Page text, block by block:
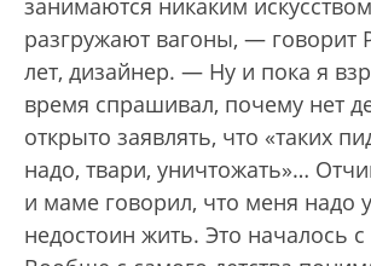
занимаются никаким
разгружают вагоны, — говорит
лет, дизайнер. — Ну и пока я
время спрашивал, почему нет
открыто заявлять, что «таких
надо, твари, уничтожать»…
и маме говорил, что меня надо
недостоин жить. Это началось с